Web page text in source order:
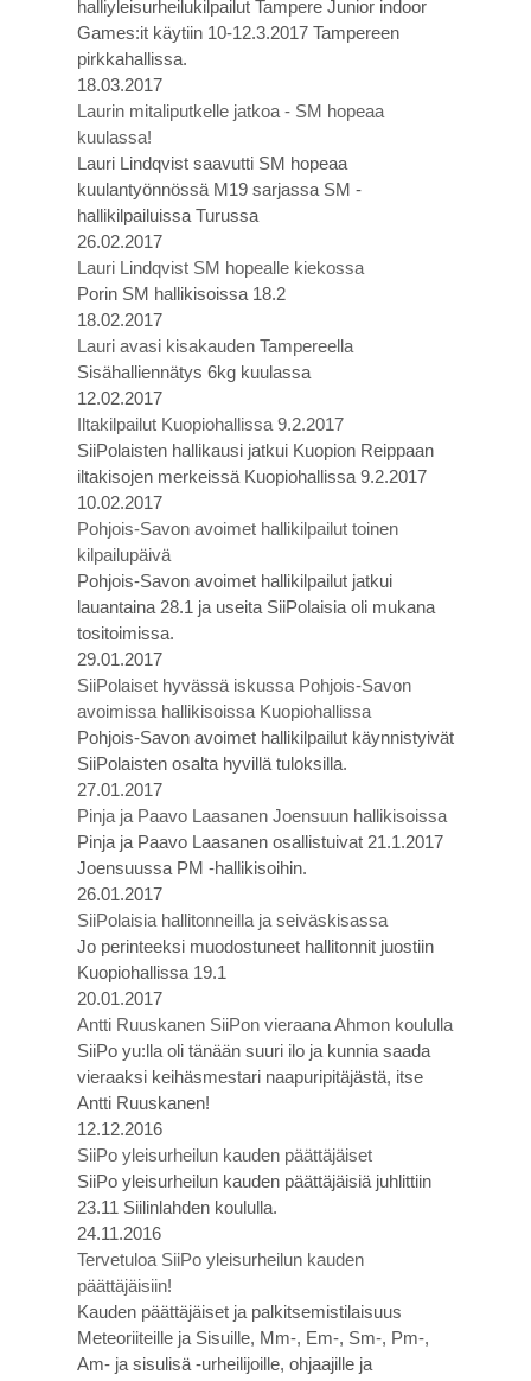
halliyleisurheilukilpailut Tampere Junior indoor
Games:it käytiin 10-12.3.2017 Tampereen
pirkkahallissa.
18.03.2017
Laurin mitaliputkelle jatkoa - SM hopeaa
kuulassa!
Lauri Lindqvist saavutti SM hopeaa
kuulantyönnössä M19 sarjassa SM -
hallikilpailuissa Turussa
26.02.2017
Lauri Lindqvist SM hopealle kiekossa
Porin SM hallikisoissa 18.2
18.02.2017
Lauri avasi kisakauden Tampereella
Sisähalliennätys 6kg kuulassa
12.02.2017
Iltakilpailut Kuopiohallissa 9.2.2017
SiiPolaisten hallikausi jatkui Kuopion Reippaan
iltakisojen merkeissä Kuopiohallissa 9.2.2017
10.02.2017
Pohjois-Savon avoimet hallikilpailut toinen
kilpailupäivä
Pohjois-Savon avoimet hallikilpailut jatkui
lauantaina 28.1 ja useita SiiPolaisia oli mukana
tositoimissa.
29.01.2017
SiiPolaiset hyvässä iskussa Pohjois-Savon
avoimissa hallikisoissa Kuopiohallissa
Pohjois-Savon avoimet hallikilpailut käynnistyivät
SiiPolaisten osalta hyvillä tuloksilla.
27.01.2017
Pinja ja Paavo Laasanen Joensuun hallikisoissa
Pinja ja Paavo Laasanen osallistuivat 21.1.2017
Joensuussa PM -hallikisoihin.
26.01.2017
SiiPolaisia hallitonneilla ja seiväskisassa
Jo perinteeksi muodostuneet hallitonnit juostiin
Kuopiohallissa 19.1
20.01.2017
Antti Ruuskanen SiiPon vieraana Ahmon koululla
SiiPo yu:lla oli tänään suuri ilo ja kunnia saada
vieraaksi keihäsmestari naapuripitäjästä, itse
Antti Ruuskanen!
12.12.2016
SiiPo yleisurheilun kauden päättäjäiset
SiiPo yleisurheilun kauden päättäjäisiä juhlittiin
23.11 Siilinlahden koululla.
24.11.2016
Tervetuloa SiiPo yleisurheilun kauden
päättäjäisiin!
Kauden päättäjäiset ja palkitsemistilaisuus
Meteoriiteille ja Sisuille, Mm-, Em-, Sm-, Pm-,
Am- ja sisulisä -urheilijoille, ohjaajille ja